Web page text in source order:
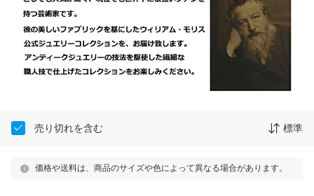
売り切れを含む 標準
価格や送料は、商品のサイズや色によって異なる場合があります。